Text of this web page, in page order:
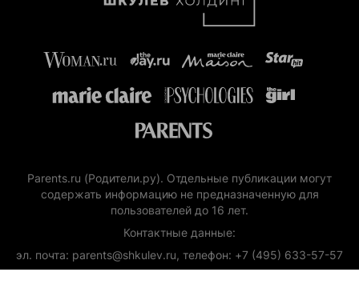
Parents.ru (Родители.ру). Отдельные публикации могут
содержать информацию не предназначенную для
пользователей до 16 лет.
Контактные данные:
эл. почта: parents@shkulev.ru, телефон: +7 (495) 633-57-57